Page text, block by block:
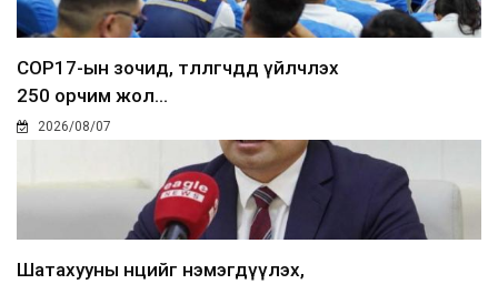
COP17-ын зочид, төлөөлөгчдөд үйлчлэх
250 орчим жол...
2026/08/07
Шатахууны нөөцийг нэмэгдүүлэх,